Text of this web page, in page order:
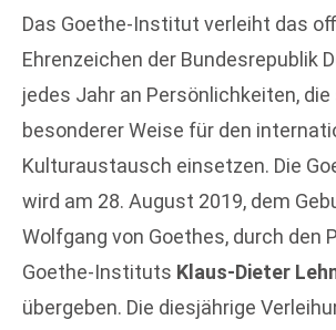
Das Goethe-Institut verleiht das
Ehrenzeichen der Bundesrepublik
jedes Jahr an Persönlichkeiten, die
besonderer Weise für den
Kulturaustausch einsetzen. Die
wird am 28. August 2019, dem
Wolfgang von Goethes, durch den
Goethe-Instituts Klaus-Dieter
übergeben. Die diesjährige